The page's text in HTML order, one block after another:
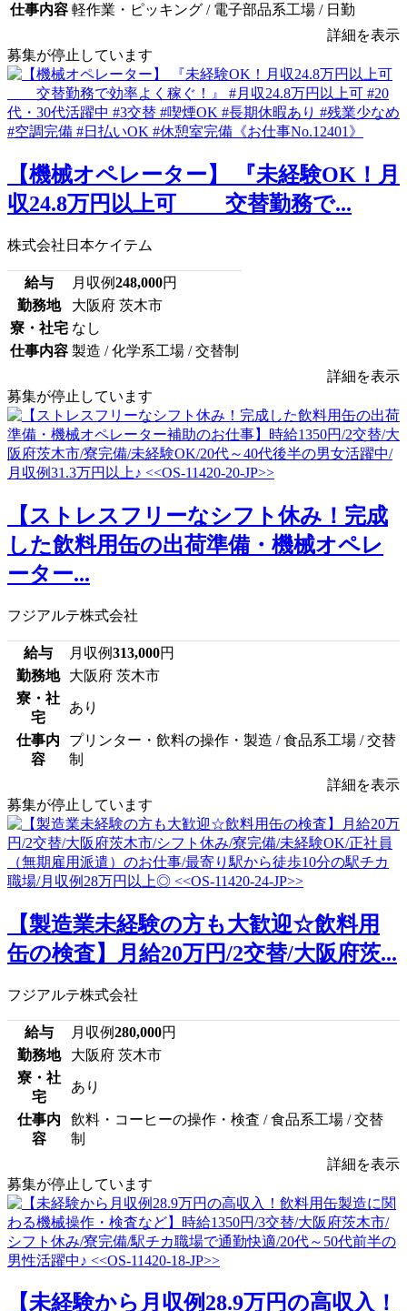
仕事内容 軽作業・ピッキング / 電子部品系工場 / 日勤
詳細を表示
募集が停止しています
【機械オペレーター】 『未経験OK！月
収24.8万円以上可 交替勤務で...
株式会社日本ケイテム
給与 月収例248,000円
勤務地
大阪府 茨木市
寮・社宅 なし
仕事内容 製造 / 化学系工場 / 交替制
詳細を表示
募集が停止しています
【ストレスフリーなシフト休み！完成
した飲料用缶の出荷準備・機械オペレ
ーター...
フジアルテ株式会社
給与 月収例313,000円
勤務地
大阪府 茨木市
寮・社
宅
あり
仕事内
容
プリンター・飲料の操作・製造 / 食品系工場 / 交替
制
詳細を表示
募集が停止しています
【製造業未経験の方も大歓迎☆飲料用
缶の検査】月給20万円/2交替/大阪府茨...
フジアルテ株式会社
給与 月収例280,000円
勤務地
大阪府 茨木市
寮・社
宅
あり
仕事内
容
飲料・コーヒーの操作・検査 / 食品系工場 / 交替
制
詳細を表示
募集が停止しています
【未経験から月収例28.9万円の高収入！